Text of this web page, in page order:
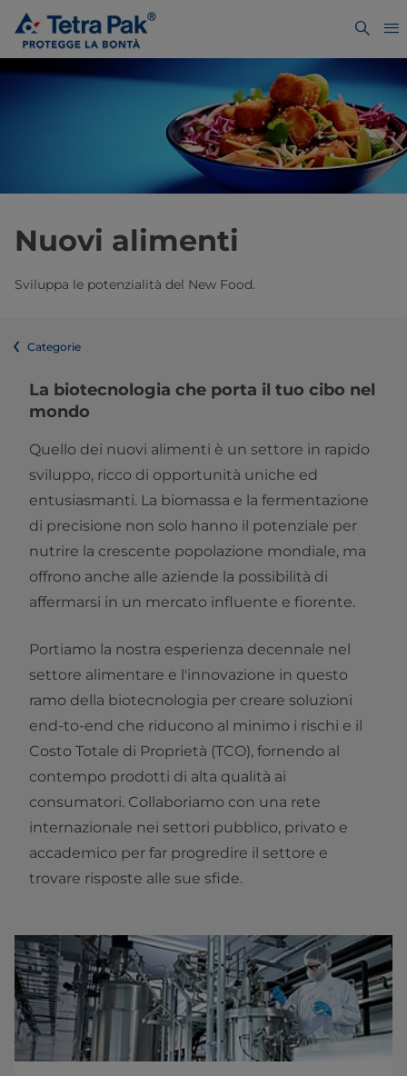
Nuovi alimenti
Sviluppa le potenzialità del New Food.
Categorie
La biotecnologia che porta il tuo cibo nel
mondo
Quello dei nuovi alimenti è un settore in rapido
sviluppo, ricco di opportunità uniche ed
entusiasmanti. La biomassa e la fermentazione
di precisione non solo hanno il potenziale per
nutrire la crescente popolazione mondiale, ma
offrono anche alle aziende la possibilità di
affermarsi in un mercato influente e fiorente.
Portiamo la nostra esperienza decennale nel
settore alimentare e l'innovazione in questo
ramo della biotecnologia per creare soluzioni
end-to-end che riducono al minimo i rischi e il
Costo Totale di Proprietà (TCO), fornendo al
contempo prodotti di alta qualità ai
consumatori. Collaboriamo con una rete
internazionale nei settori pubblico, privato e
accademico per far progredire il settore e
trovare risposte alle sue sfide.